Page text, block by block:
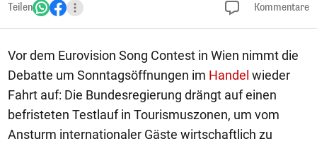
Teilen Kommentare
Vor dem Eurovision Song Contest in Wien nimmt die
Debatte um Sonntagsöffnungen im Handel wieder
Fahrt auf: Die Bundesregierung drängt auf einen
befristeten Testlauf in Tourismuszonen, um vom
Ansturm internationaler Gäste wirtschaftlich zu